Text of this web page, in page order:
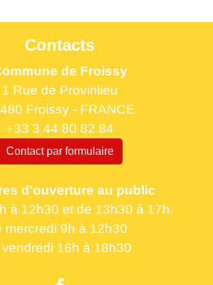
Contacts
de Froissy
1 Rue de Provinlieu
Froissy - FRANCE
+33 3 44 80 82 84
Contact par formulaire
d'ouverture au public
à 12h30 et de 13h30 à 17h.
mercredi 9h à 12h30
vendredi 16h à 18h30